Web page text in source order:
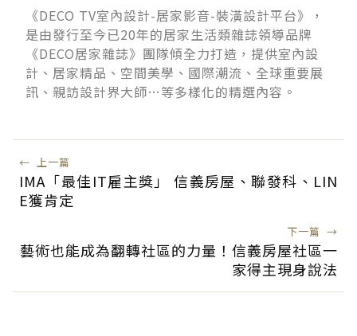
《DECO TV室內設計-居家影音-裝潢設計平台》，
是由發行至今已20年的居家生活類雜誌領導品牌
《DECO居家雜誌》團隊傾全力打造，提供室內設
計、居家精品、空間美學、國際潮流、全球重要展
訊、親訪設計界大師…等多樣化的精選內容。
← 上一篇
IMA「最佳IT雇主獎」 信義房屋、聯發科、LIN
E獲肯定
下一篇 →
藝術也能成為翻轉社區的力量！信義房屋社區一
家得主現身說法